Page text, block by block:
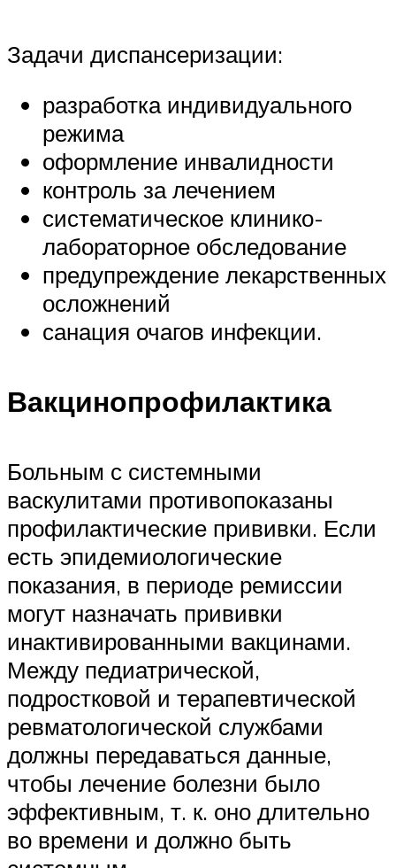
Задачи диспансеризации:
разработка индивидуального
режима
оформление инвалидности
контроль за лечением
систематическое клинико-
лабораторное обследование
предупреждение лекарственных
осложнений
санация очагов инфекции.
Вакцинопрофилактика
Больным с системными
васкулитами противопоказаны
профилактические прививки. Если
есть эпидемиологические
показания, в периоде ремиссии
могут назначать прививки
инактивированными вакцинами.
Между педиатрической,
подростковой и терапевтической
ревматологической службами
должны передаваться данные,
чтобы лечение болезни было
эффективным, т. к. оно длительно
во времени и должно быть